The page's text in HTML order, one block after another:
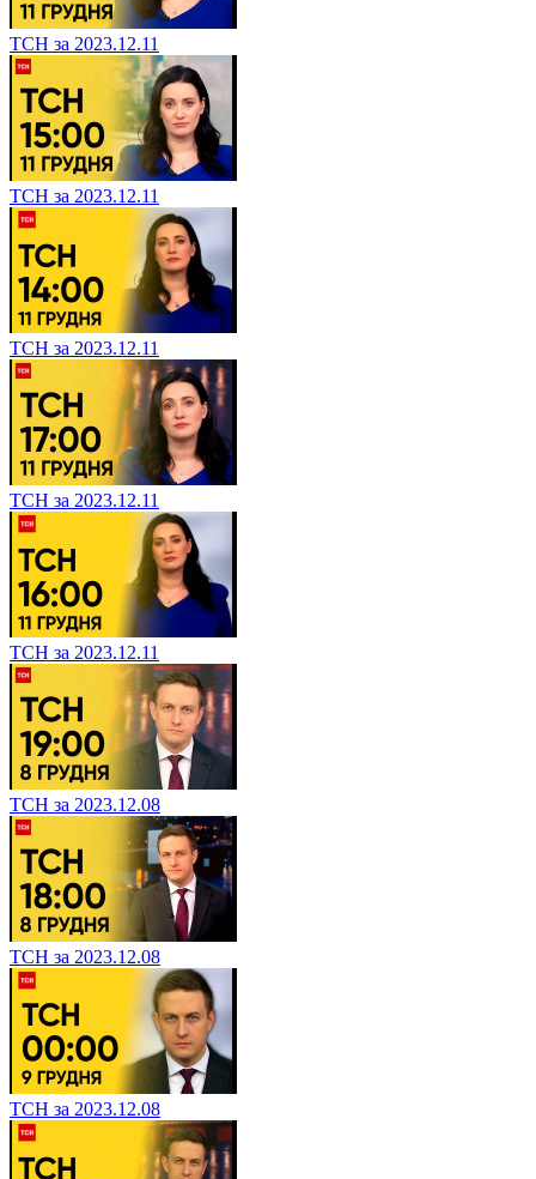
ТСН за 2023.12.11
ТСН за 2023.12.11
ТСН за 2023.12.11
ТСН за 2023.12.11
ТСН за 2023.12.11
ТСН за 2023.12.08
ТСН за 2023.12.08
ТСН за 2023.12.08